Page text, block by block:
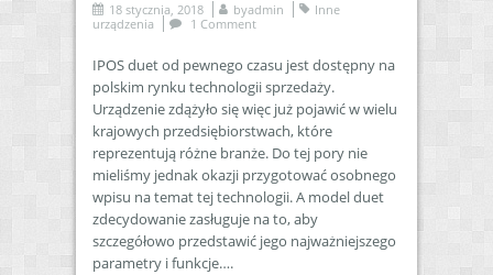
18 stycznia, 2018 byadmin
Inne
urządzenia
1 Comment
IPOS duet od pewnego czasu jest dostępny na
polskim rynku technologii sprzedaży.
Urządzenie zdążyło się więc już pojawić w wielu
krajowych przedsiębiorstwach, które
reprezentują różne branże. Do tej pory nie
mieliśmy jednak okazji przygotować osobnego
wpisu na temat tej technologii. A model duet
zdecydowanie zasługuje na to, aby
szczegółowo przedstawić jego najważniejszego
parametry i funkcje….